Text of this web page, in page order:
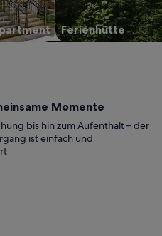
Ferienhütte
Momente
bis hin zum Aufenthalt – der
ist einfach und